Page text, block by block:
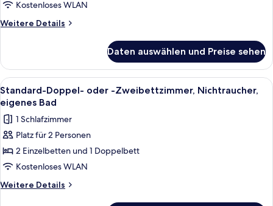
oder
-
Zweibettzimmer
Kostenloses WLAN
Weitere Details
Weitere
Doppel-
oder
-
Zweibettzimmer
Daten auswählen und Preise sehen
Alle
Fotos
für
Standard-
Doppel-
oder
-
Zweibettzimmer,
Ein Hotelzimmer mit Bett, Bad mit
4
Standard-Doppel- oder -Zweibettzimmer, Nichtraucher,
eigenes Bad
1 Schlafzimmer
Platz für 2 Personen
2 Einzelbetten und 1 Doppelbett
Kostenloses WLAN
Weitere Details
Weitere